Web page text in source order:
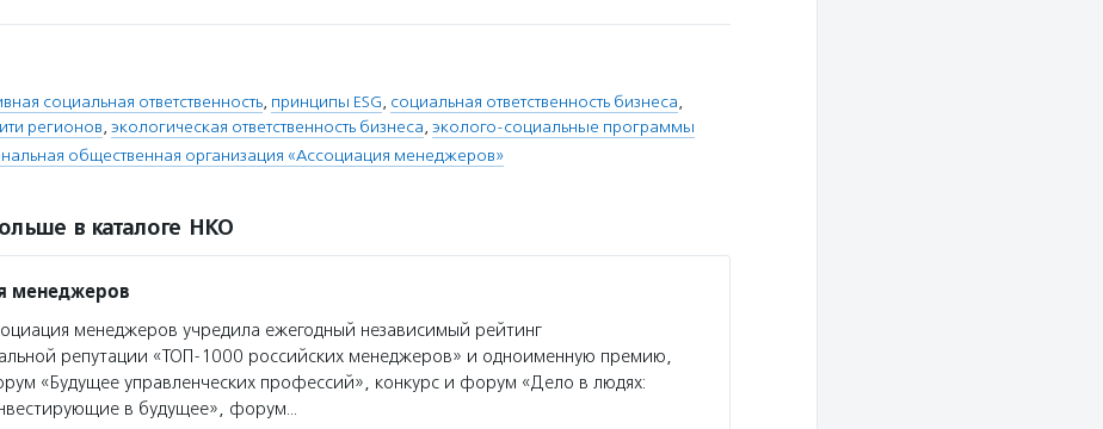
социальная ответственность, принципы ESG, социальная ответственность бизнеса,
регионов, экологическая ответственность бизнеса, эколого-социальные программы
общественная организация «Ассоциация менеджеров»
в каталоге НКО
менеджеров
менеджеров учредила ежегодный независимый рейтинг
репутации «ТОП-1000 российских менеджеров» и одноименную премию,
«Будущее управленческих профессий», конкурс и форум «Дело в людях:
в будущее», форум…